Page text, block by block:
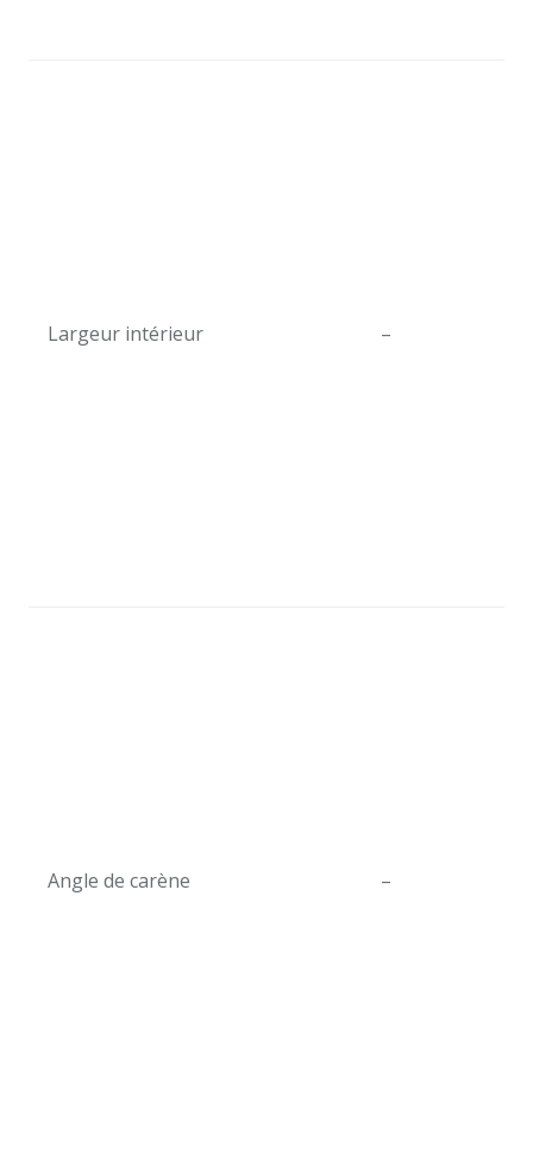
Largeur intérieur –
Angle de carène –